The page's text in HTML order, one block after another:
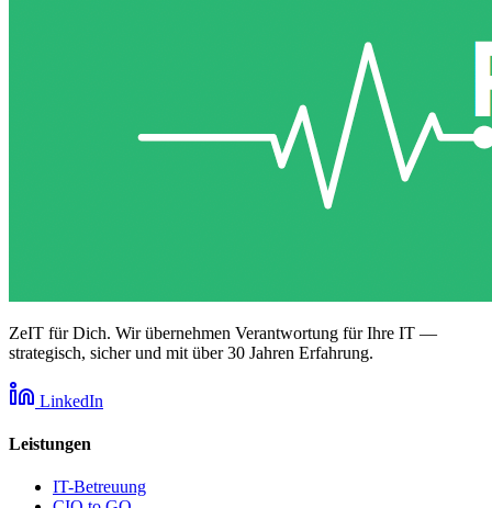
ZeIT für Dich. Wir übernehmen Verantwortung für Ihre IT —
strategisch, sicher und mit über 30 Jahren Erfahrung.
LinkedIn
Leistungen
IT-Betreuung